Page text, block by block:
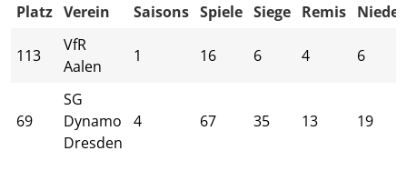
Platz Verein Saisons Spiele Siege Remis
113
VfR
Aalen
1 16 6 4 6
69
SG
Dynamo
Dresden
4 67 35 13 19